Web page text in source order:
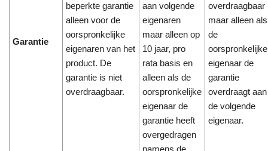
Garantie
beperkte garantie
alleen voor de
oorspronkelijke
eigenaren van het
product. De
garantie is niet
overdraagbaar.
aan volgende
eigenaren
maar alleen op
10 jaar, pro
rata basis en
alleen als de
oorspronkelijke
eigenaar de
garantie heeft
overgedragen
overdraagbaar
maar alleen als
de
oorspronkelijke
eigenaar de
garantie
overdraagt aan
de volgende
eigenaar.